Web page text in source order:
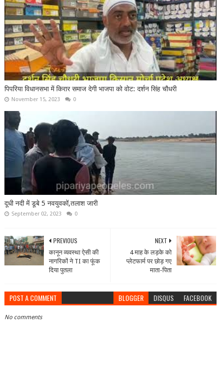
पिपरिया विधानसभा में किरार समाज देगी भाजपा को वोट: दर्शन सिंह चौधरी
November 15, 2023 0
दूधी नदी में डूबे 5 नवयुवकों,तलाश जारी
September 02, 2023 0
NEXT
4 माह के लड़के को
प्लेटफार्म पर छोड़ गए
माता-पिता
PREVIOUS
कानून व्यवस्था ऐसी की
नागरिकों ने TI का फूंक
दिया पुतला
POST A COMMENT BLOGGER DISQUS FACEBOOK
No comments